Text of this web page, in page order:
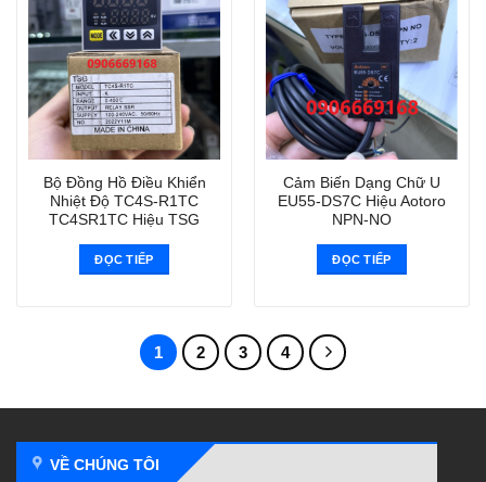
Bộ Đồng Hồ Điều Khiển
Nhiệt Độ TC4S-R1TC
TC4SR1TC Hiệu TSG
ĐỌC TIẾP
Cảm Biến Dạng Chữ U
EU55-DS7C Hiệu Aotoro
NPN-NO
ĐỌC TIẾP
1 2 3 4
VỀ CHÚNG TÔI